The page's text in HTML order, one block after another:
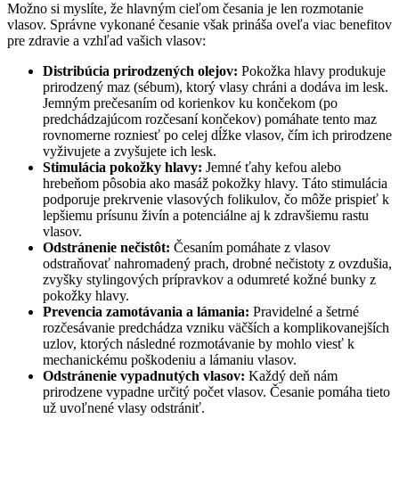
Možno si myslíte, že hlavným cieľom česania je len rozmotanie
vlasov. Správne vykonané česanie však prináša oveľa viac benefitov
pre zdravie a vzhľad vašich vlasov:
Distribúcia prirodzených olejov: Pokožka hlavy produkuje
prirodzený maz (sébum), ktorý vlasy chráni a dodáva im lesk.
Jemným prečesaním od korienkov ku končekom (po
predchádzajúcom rozčesaní končekov) pomáhate tento maz
rovnomerne rozniesť po celej dĺžke vlasov, čím ich prirodzene
vyživujete a zvyšujete ich lesk.
Stimulácia pokožky hlavy: Jemné ťahy kefou alebo
hrebeňom pôsobia ako masáž pokožky hlavy. Táto stimulácia
podporuje prekrvenie vlasových folikulov, čo môže prispieť k
lepšiemu prísunu živín a potenciálne aj k zdravšiemu rastu
vlasov.
Odstránenie nečistôt: Česaním pomáhate z vlasov
odstraňovať nahromadený prach, drobné nečistoty z ovzdušia,
zvyšky stylingových prípravkov a odumreté kožné bunky z
pokožky hlavy.
Prevencia zamotávania a lámania: Pravidelné a šetrné
rozčesávanie predchádza vzniku väčších a komplikovanejších
uzlov, ktorých následné rozmotávanie by mohlo viesť k
mechanickému poškodeniu a lámaniu vlasov.
Odstránenie vypadnutých vlasov: Každý deň nám
prirodzene vypadne určitý počet vlasov. Česanie pomáha tieto
už uvoľnené vlasy odstrániť.